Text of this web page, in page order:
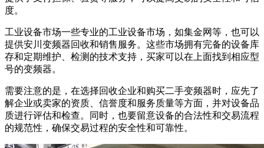
度。
工业设备市场一些专业的工业设备市场，如集金网等，也可以
提供安川变频器回收和销售服务。这些市场拥有完备的设备库
存和定期维护、检测的技术支持，买家可以在上面找到相应型
号的变频器。
需要注意的是，在选择回收企业和购买二手变频器时，应先了
解企业或卖家的资质、信誉度和服务质量等方面，并对设备品
质进行评估和检查。同时，也要留意设备的合法性和交易流程
的规范性，确保交易过程的安全性和可靠性。